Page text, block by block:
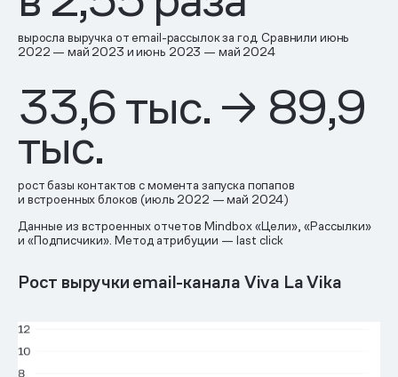
выросла выручка от email-рассылок за год. Сравнили июнь
2022 — май 2023 и июнь 2023 — май 2024
33,6 тыс. → 89,9
тыс.
рост базы контактов с момента запуска попапов
и встроенных блоков (июль 2022 — май 2024)
Данные из встроенных отчетов Mindbox «Цели», «Рассылки»
и «Подписчики». Метод атрибуции — last click
Рост выручки email-канала Viva La Vika